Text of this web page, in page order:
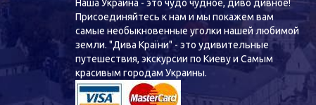
Наша Украина - это чудо чудное, диво дивное!
Присоединяйтесь к нам и мы покажем вам
самые необыкновенные уголки нашей любимой
земли. "Дива Країни" - это удивительные
путешествия, экскурсии по Киеву и Самым
красивым городам Украины.